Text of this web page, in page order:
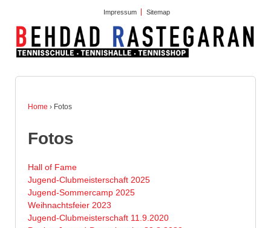
Impressum Sitemap
Home › Fotos
Fotos
Hall of Fame
Jugend-Clubmeisterschaft 2025
Jugend-Sommercamp 2025
Weihnachtsfeier 2023
Jugend-Clubmeisterschaft 11.9.2020